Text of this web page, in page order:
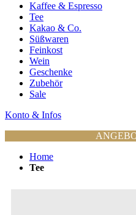
Kaffee & Espresso
Tee
Kakao & Co.
Süßwaren
Feinkost
Wein
Geschenke
Zubehör
Sale
Konto & Infos
Home
Tee